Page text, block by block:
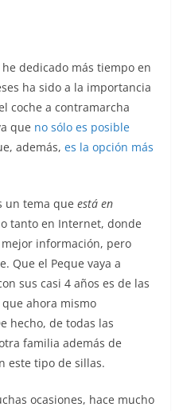
dedicado más tiempo en
ha sido a la importancia
coche a contramarcha
que no sólo es posible
además, es la opción más
un tema que está en
tanto en Internet, donde
información, pero
Que el Peque vaya a
sus casi 4 años es de las
ahora mismo
hecho, de todas las
familia además de
este tipo de sillas.
ocasiones, hace mucho